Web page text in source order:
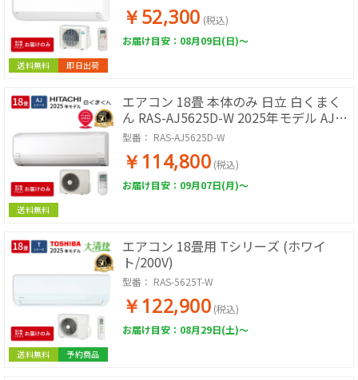
送料無料 即日出荷
￥52,300 (税込)
お届け目安：08月09日(日)～
送料無料
エアコン 18畳 本体のみ 日立 白くまく
ん RAS-AJ5625D-W 2025年モデル AJシ
リーズ ルームエアコン 取付工事なし 冷
暖房 単相200V スターホワイト 除湿 コ
ンパクト 壁掛けエアコン エアコン単品
リビング ダイニング 広い部屋
型番： RAS-AJ5625D-W
￥114,800 (税込)
お届け目安：09月07日(月)～
送料無料 予約商品
エアコン 18畳用 Tシリーズ (ホワイ
ト/200V)
型番： RAS-5625T-W
￥122,900 (税込)
お届け目安：08月29日(土)～